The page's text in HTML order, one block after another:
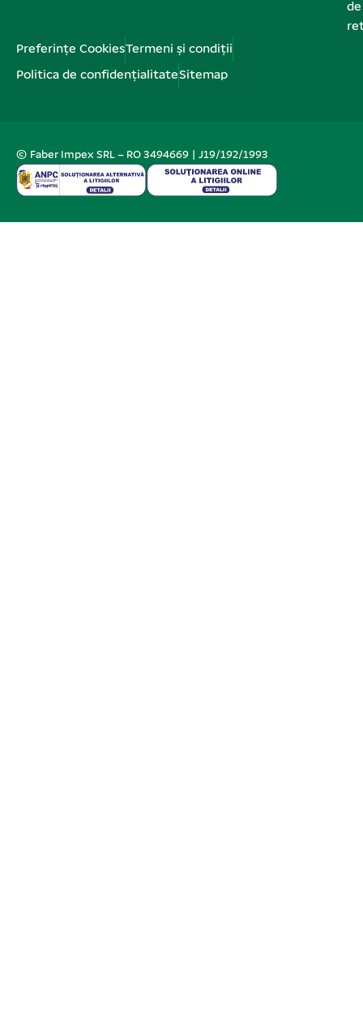
de
Preferințe CookiesTermeni și condiții
Politica de confidențialitateSitemap
© Faber Impex SRL – RO 3494669 | J19/192/1993